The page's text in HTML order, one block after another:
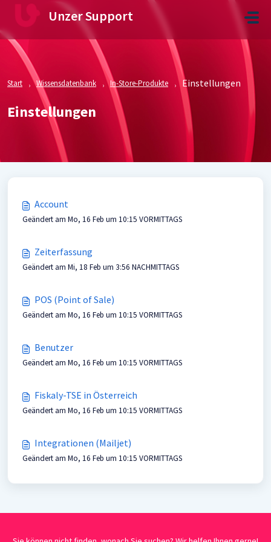
Zum hauptsächlichen Inhalt gehen
Unzer Support
Start Wissensdatenbank In-Store-Produkte Einstellungen
Einstellungen
Account
Geändert am Mo, 16 Feb um 10:15 VORMITTAGS
Zeiterfassung
Geändert am Mi, 18 Feb um 3:56 NACHMITTAGS
POS (Point of Sale)
Geändert am Mo, 16 Feb um 10:15 VORMITTAGS
Benutzer
Geändert am Mo, 16 Feb um 10:15 VORMITTAGS
Fiskaly-TSE in Österreich
Geändert am Mo, 16 Feb um 10:15 VORMITTAGS
Integrationen (Mailjet)
Geändert am Mo, 16 Feb um 10:15 VORMITTAGS